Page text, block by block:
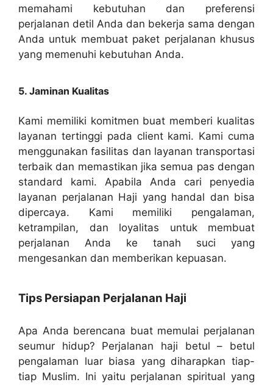
memahami kebutuhan dan preferensi
perjalanan detil Anda dan bekerja sama dengan
Anda untuk membuat paket perjalanan khusus
yang memenuhi kebutuhan Anda.
5. Jaminan Kualitas
Kami memiliki komitmen buat memberi kualitas
layanan tertinggi pada client kami. Kami cuma
menggunakan fasilitas dan layanan transportasi
terbaik dan memastikan jika semua pas dengan
standard kami. Apabila Anda cari penyedia
layanan perjalanan Haji yang handal dan bisa
dipercaya. Kami memiliki pengalaman,
ketrampilan, dan loyalitas untuk membuat
perjalanan Anda ke tanah suci yang
mengesankan dan memberikan kepuasan.
Tips Persiapan Perjalanan Haji
Apa Anda berencana buat memulai perjalanan
seumur hidup? Perjalanan haji betul – betul
pengalaman luar biasa yang diharapkan tiap-
tiap Muslim. Ini yaitu perjalanan spiritual yang